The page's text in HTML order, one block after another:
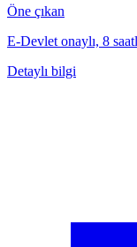
Öne çıkan
E-Devlet onaylı, 8
Detaylı bilgi